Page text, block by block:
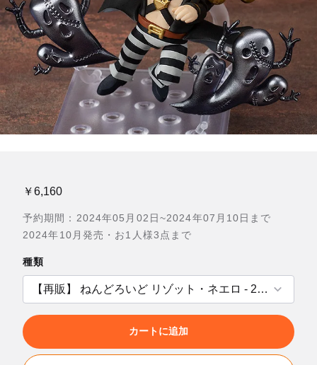
￥6,160
予約期間：2024年05月02日~2024年07月10日まで
2024年10月発売・お1人様3点まで
種類
カートに追加